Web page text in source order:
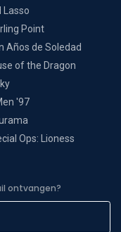
Lasso
Point
Años de Soledad
of the Dragon
'97
Ops: Lioness
ontvangen?